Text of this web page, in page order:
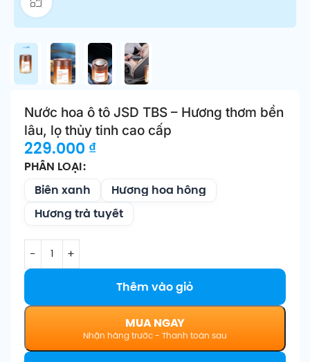
Nước hoa ô tô JSD TBS – Hương thơm bền
lâu, lọ thủy tinh cao cấp
229.000 ₫
PHÂN LOẠI
Biển xanh
Hương hoa hồng
Hương trà tuyết
Thêm vào giỏ
MUA NGAY